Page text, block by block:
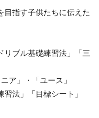
指す子供たちに伝えた
リブル基礎練習法」「三
ア」・「ユース」
法」「目標シート」